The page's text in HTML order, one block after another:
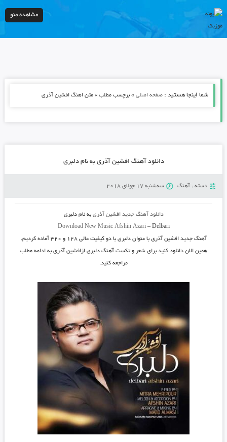
مشاهده منو
شما اینجا هستید : صفحه اصلی» برچسب مطلب » متن اهنگ افشین آذری
دانلود آهنگ افشین آذری به نام دلبری
دسته : آهنگ سه‌شنبه 17 جولای 2018
دانلود آهنگ جدید افشین آذری به نامدلبری
Download New Music Afshin Azari– Delbari
آهنگ جدیدافشین آذری با عنواندلبری با دو کیفیت عالی ۱۲۸ و ۳۲۰ آماده کردیم.
همین الان دانلود کنید برای شعر و تکست آهنگ دلبری ازافشین آذری به ادامه مطلب
مراجعه کنید.